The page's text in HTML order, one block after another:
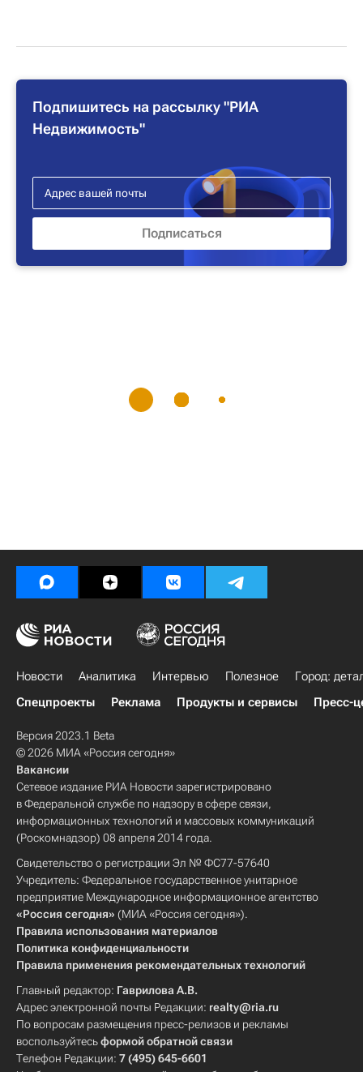
Подпишитесь на рассылку "РИА
Недвижимость"
Новости Аналитика Интервью Полезное
Город:
Спецпроекты
Реклама Продукты и сервисы Пресс-
Версия 2023.1 Beta
© 2026 МИА «Россия сегодня»
Вакансии
Сетевое издание РИА Новости зарегистрировано
в Федеральной службе по надзору в сфере связи,
информационных технологий и массовых коммуникаций
(Роскомнадзор) 08 апреля 2014 года.
Свидетельство о регистрации Эл № ФС77-57640
Учредитель: Федеральное государственное унитарное
предприятие Международное информационное агентство
«Россия сегодня» (МИА «Россия сегодня»).
Правила использования материалов
Политика конфиденциальности
Правила применения рекомендательных технологий
Главный редактор: Гаврилова А.В.
Адрес электронной почты Редакции: realty@ria.ru
По вопросам размещения пресс-релизов и рекламы
воспользуйтесьформой обратной связи
Телефон Редакции: 7 (495) 645-6601